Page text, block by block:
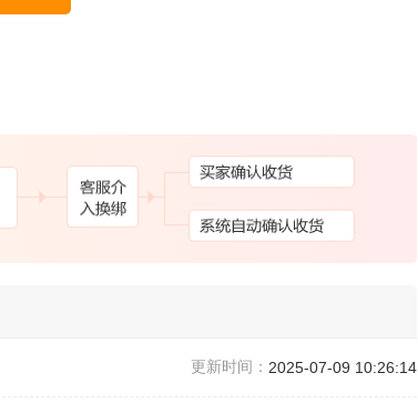
更新时间： 2025-07-09 10:26:14